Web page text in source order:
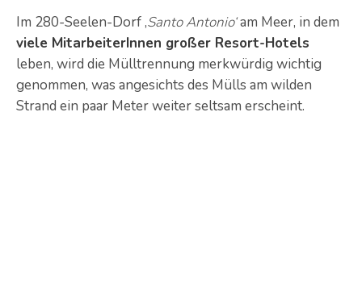
Im 280-Seelen-Dorf ‚Santo Antonio‘am Meer, in dem
viele MitarbeiterInnen großer Resort-Hotels
leben, wird die Mülltrennung merkwürdig wichtig
genommen, was angesichts des Mülls am wilden
Strand ein paar Meter weiter seltsam erscheint.